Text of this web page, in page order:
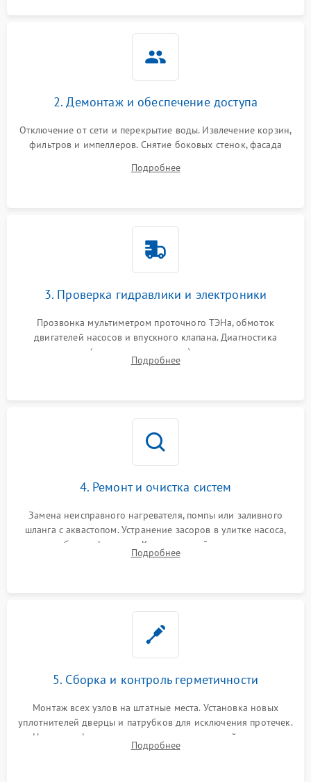
2. Демонтаж и обеспечение доступа
Отключение от сети и перекрытие воды. Извлечение корзин,
фильтров и импеллеров. Снятие боковых стенок, фасада
циркуляционному насосу, ТЭНу и сливной помпе.
Подробнее
3. Проверка гидравлики и электроники
Прозвонка мультиметром проточного ТЭНа, обмоток
двигателей насосов и впускного клапана. Диагностика
прессостата (датчика уровня воды), датчика мутности,
концевика дверцы и электронного модуля управления.
Подробнее
4. Ремонт и очистка систем
Замена неисправного нагревателя, помпы или заливного
шланга с аквастопом. Устранение засоров в улитке насоса,
патрубках и фильтрах. Компонентный ремонт платы
управления, восстановление поврежденной проводки.
Подробнее
5. Сборка и контроль герметичности
Монтаж всех узлов на штатные места. Установка новых
уплотнителей дверцы и патрубков для исключения протечек.
Надежная фиксация хомутов гидравлической системы,
сборка корпуса и установка датчика поплавка.
Подробнее